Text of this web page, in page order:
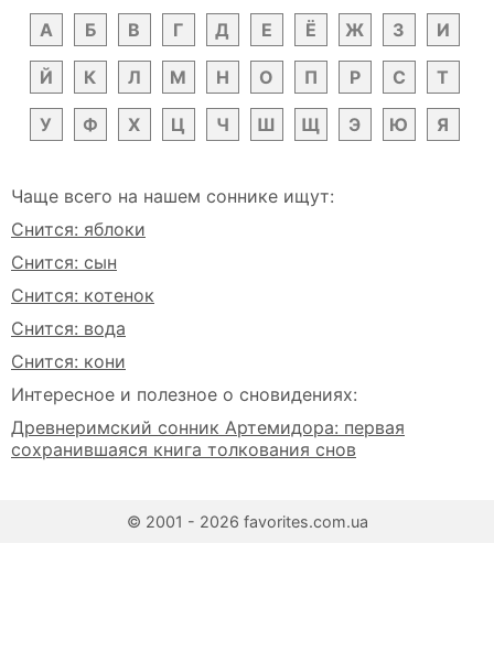
А
Б В Г Д Е Ё Ж З И
Й К Л М Н О П Р С Т
У Ф Х Ц Ч Ш Щ Э Ю Я
Чаще всего на нашем соннике ищут:
Снится: яблоки
Снится: сын
Снится: котенок
Снится: вода
Снится: кони
Интересное и полезное о сновидениях:
Древнеримский сонник Артемидора: первая
сохранившаяся книга толкования снов
© 2001 - 2026 favorites.com.ua